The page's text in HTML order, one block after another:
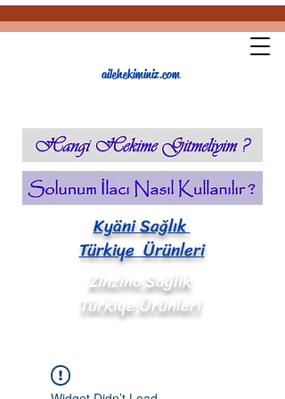
Kyäni Sağlık
Türkiye Ürünleri
Zinzino Sağlık
Türkiye Ürünleri
ailehekiminiz.com